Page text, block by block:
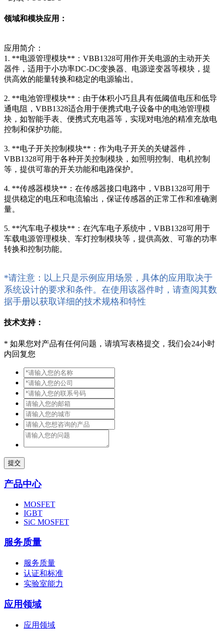
领域和模块应用：
应用简介：
1. **电源管理模块**：VBB1328可用作开关电源的主动开关
器件，适用于小功率DC-DC变换器、电源逆变器等模块，提
供高效的能量转换和稳定的电源输出。
2. **电池管理模块**：由于体积小巧且具有低阈值电压和低导
通电阻，VBB1328适合用于便携式电子设备中的电池管理模
块，如智能手表、便携式充电器等，实现对电池的精准充放电
控制和保护功能。
3. **电子开关控制模块**：作为电子开关的关键器件，
VBB1328可用于各种开关控制模块，如照明控制、电机控制
等，提供可靠的开关功能和电路保护。
4. **传感器模块**：在传感器接口电路中，VBB1328可用于
提供稳定的电压和电流输出，保证传感器的正常工作和准确测
量。
5. **汽车电子模块**：在汽车电子系统中，VBB1328可用于
车载电源管理模块、车灯控制模块等，提供高效、可靠的功率
转换和控制功能。
*请注意：以上只是示例应用场景，具体的应用取决于
系统设计的要求和条件。在使用该器件时，请查阅其数
据手册以获取详细的技术规格和特性
技术支持：
* 如果您对产品有任何问题，请填写表格提交，我们会24小时
内回复您
提交
产品中心
MOSFET
IGBT
SiC MOSFET
服务质量
服务质量
认证和标准
实验室能力
应用领域
应用领域